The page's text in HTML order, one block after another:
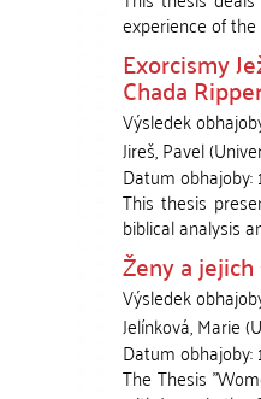
experience of
Exorcismy
Chada
Výsledek
Jireš, Pavel(
Datum obhajoby:
This thesis
biblical analysis
Ženy a
Výsledek
Jelínková, Marie(
Datum obhajoby:
The Thesis